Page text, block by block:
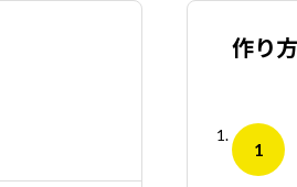
作り方